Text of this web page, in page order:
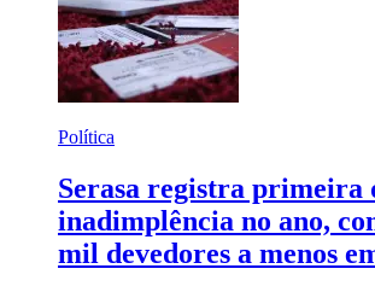
Política
Serasa registra primeira
inadimplência no ano,
mil devedores a menos